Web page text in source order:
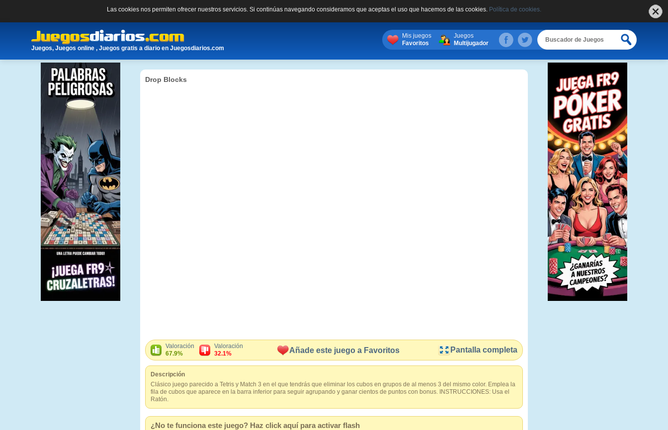
Las cookies nos permiten ofrecer nuestros servicios. Si continúas navegando consideramos que aceptas el uso que hacemos de las cookies. Política de cookies.
Juegos, Juegos online , Juegos gratis a diario en Juegosdiarios.com
Mis juegos
Favoritos
Juegos
Multijugador
Drop Blocks
Valoración
67.9%
Valoración
32.1%
Añade este juego a Favoritos Pantalla completa
Descripción
Clásico juego parecido a Tetris y Match 3 en el que tendrás que eliminar los cubos en grupos de al menos 3 del mismo color. Emplea la
fila de cubos que aparece en la barra inferior para seguir agrupando y ganar cientos de puntos con bonus. INSTRUCCIONES: Usa el
Ratón.
¿No te funciona este juego? Haz click aquí para activar flash